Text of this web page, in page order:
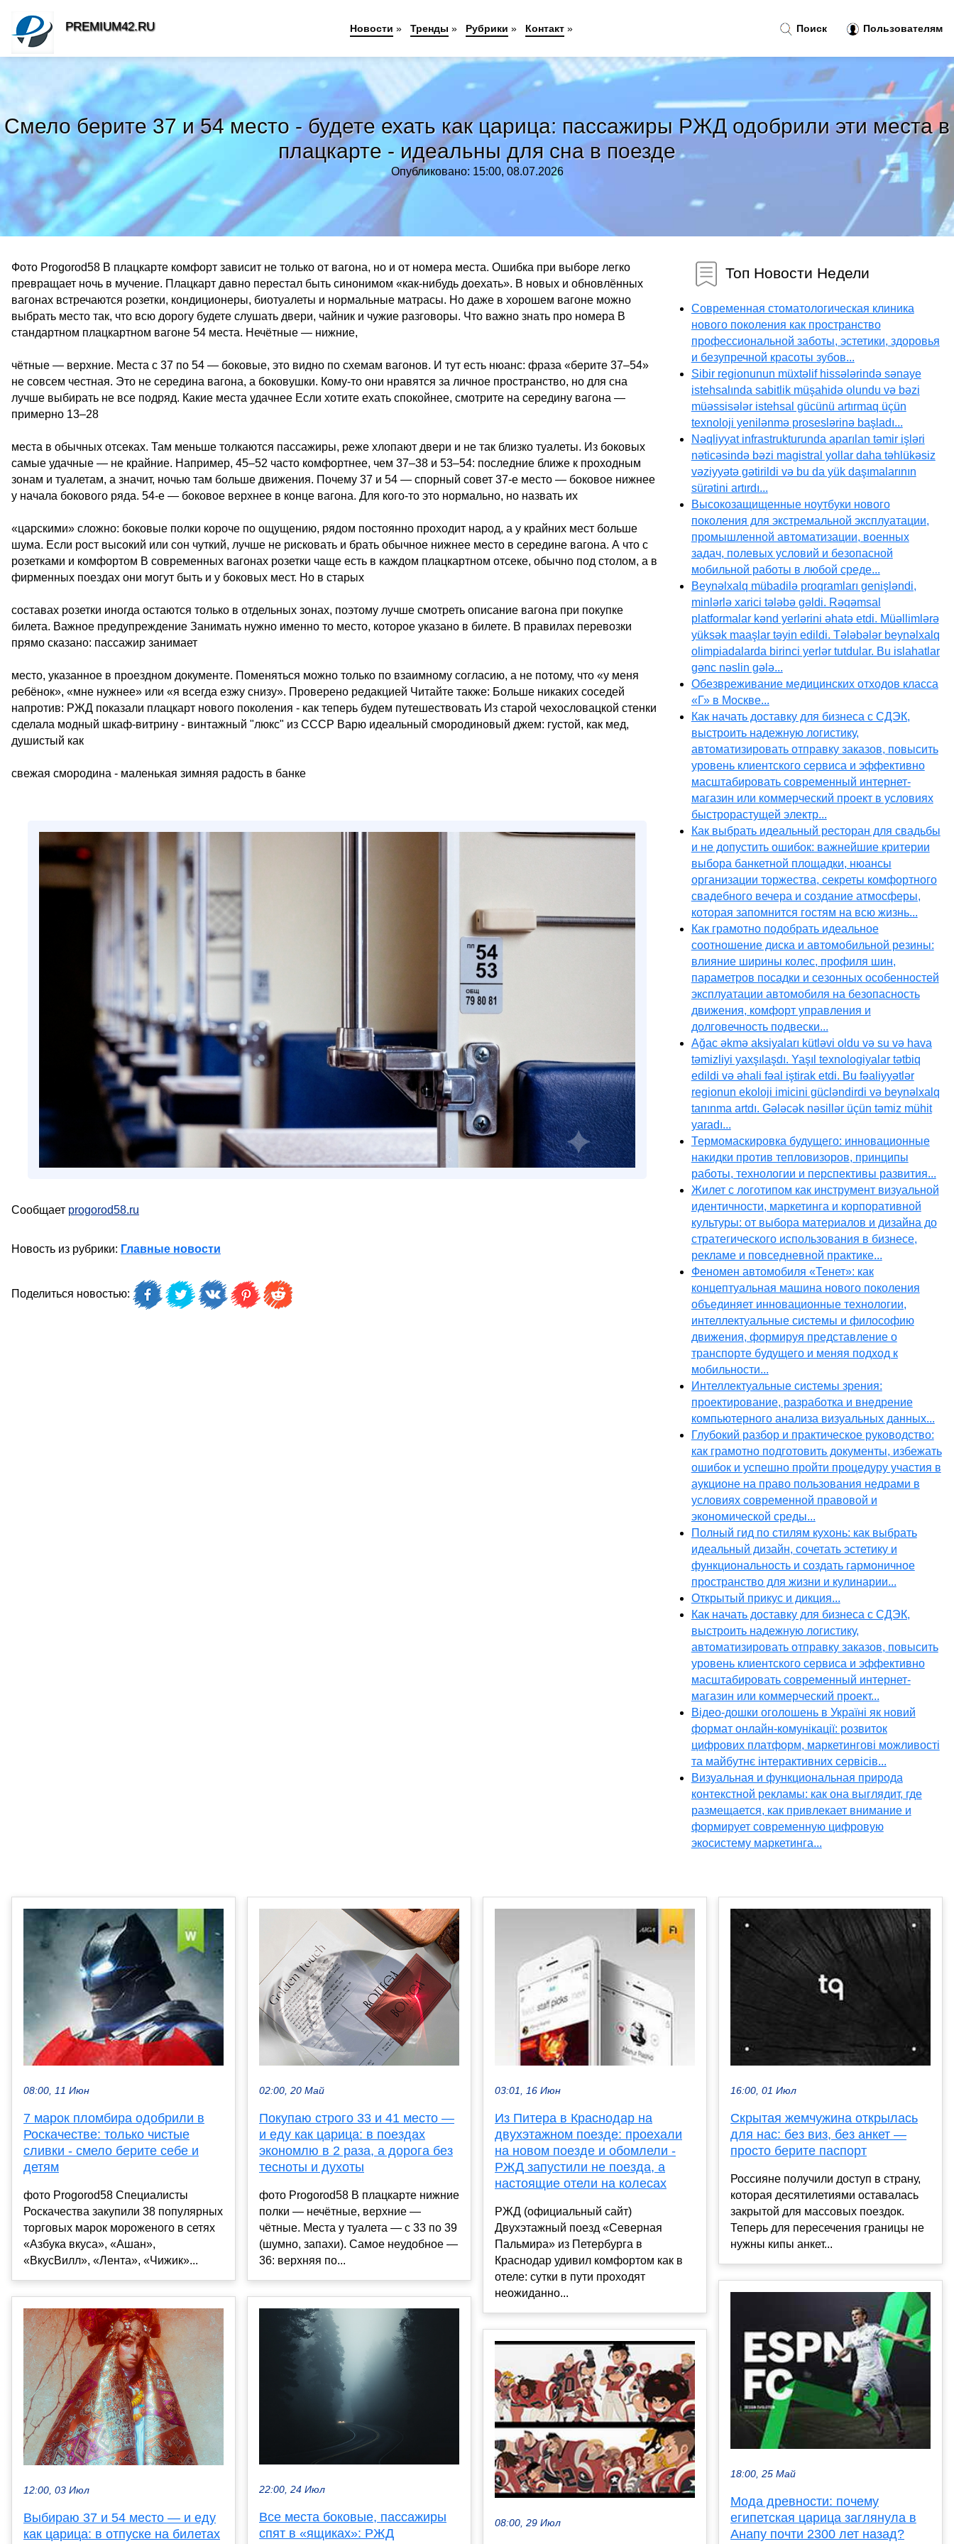
Смело берите 37 и 54 место - будете ехать как царица: пассажиры РЖД одобрили эти места в
плацкарте - идеальны для сна в поезде
Опубликовано: 15:00, 08.07.2026
Фото Progorod58 В плацкарте комфорт зависит не только от вагона, но и от номера места. Ошибка при выборе легко
превращает ночь в мучение. Плацкарт давно перестал быть синонимом «как-нибудь доехать». В новых и обновлённых
вагонах встречаются розетки, кондиционеры, биотуалеты и нормальные матрасы. Но даже в хорошем вагоне можно
выбрать место так, что всю дорогу будете слушать двери, чайник и чужие разговоры. Что важно знать про номера В
стандартном плацкартном вагоне 54 места. Нечётные — нижние,
чётные — верхние. Места с 37 по 54 — боковые, это видно по схемам вагонов. И тут есть нюанс: фраза «берите 37–54»
не совсем честная. Это не середина вагона, а боковушки. Кому-то они нравятся за личное пространство, но для сна
лучше выбирать не все подряд. Какие места удачнее Если хотите ехать спокойнее, смотрите на середину вагона —
примерно 13–28
места в обычных отсеках. Там меньше толкаются пассажиры, реже хлопают двери и не так близко туалеты. Из боковых
самые удачные — не крайние. Например, 45–52 часто комфортнее, чем 37–38 и 53–54: последние ближе к проходным
зонам и туалетам, а значит, ночью там больше движения. Почему 37 и 54 — спорный совет 37-е место — боковое нижнее
у начала бокового ряда. 54-е — боковое верхнее в конце вагона. Для кого-то это нормально, но назвать их
«царскими» сложно: боковые полки короче по ощущению, рядом постоянно проходит народ, а у крайних мест больше
шума. Если рост высокий или сон чуткий, лучше не рисковать и брать обычное нижнее место в середине вагона. А что с
розетками и комфортом В современных вагонах розетки чаще есть в каждом плацкартном отсеке, обычно под столом, а в
фирменных поездах они могут быть и у боковых мест. Но в старых
составах розетки иногда остаются только в отдельных зонах, поэтому лучше смотреть описание вагона при покупке
билета. Важное предупреждение Занимать нужно именно то место, которое указано в билете. В правилах перевозки
прямо сказано: пассажир занимает
место, указанное в проездном документе. Поменяться можно только по взаимному согласию, а не потому, что «у меня
ребёнок», «мне нужнее» или «я всегда езжу снизу». Проверено редакцией Читайте также: Больше никаких соседей
напротив: РЖД показали плацкарт нового поколения - как теперь будем путешествовать Из старой чехословацкой стенки
сделала модный шкаф-витрину - винтажный "люкс" из СССР Варю идеальный смородиновый джем: густой, как мед,
душистый как
свежая смородина - маленькая зимняя радость в банке
Сообщает progorod58.ru
Новость из рубрики: Главные новости
Поделиться новостью:
Топ Новости Недели
Современная стоматологическая клиника
нового поколения как пространство
профессиональной заботы, эстетики, здоровья
и безупречной красоты зубов...
Sibir regionunun müxtəlif hissələrində sənaye
istehsalında sabitlik müşahidə olundu və bəzi
müəssisələr istehsal gücünü artırmaq üçün
texnoloji yenilənmə proseslərinə başladı...
Nəqliyyat infrastrukturunda aparılan təmir işləri
nəticəsində bəzi magistral yollar daha təhlükəsiz
vəziyyətə gətirildi və bu da yük daşımalarının
sürətini artırdı...
Высокозащищенные ноутбуки нового
поколения для экстремальной эксплуатации,
промышленной автоматизации, военных
задач, полевых условий и безопасной
мобильной работы в любой среде...
Beynəlxalq mübadilə proqramları genişləndi,
minlərlə xarici tələbə gəldi. Rəqəmsal
platformalar kənd yerlərini əhatə etdi. Müəllimlərə
yüksək maaşlar təyin edildi. Tələbələr beynəlxalq
olimpiadalarda birinci yerlər tutdular. Bu islahatlar
gənc nəslin gələ...
Обезвреживание медицинских отходов класса
«Г» в Москве...
Как начать доставку для бизнеса с СДЭК,
выстроить надежную логистику,
автоматизировать отправку заказов, повысить
уровень клиентского сервиса и эффективно
масштабировать современный интернет-
магазин или коммерческий проект в условиях
быстрорастущей электр...
Как выбрать идеальный ресторан для свадьбы
и не допустить ошибок: важнейшие критерии
выбора банкетной площадки, нюансы
организации торжества, секреты комфортного
свадебного вечера и создание атмосферы,
которая запомнится гостям на всю жизнь...
Как грамотно подобрать идеальное
соотношение диска и автомобильной резины:
влияние ширины колес, профиля шин,
параметров посадки и сезонных особенностей
эксплуатации автомобиля на безопасность
движения, комфорт управления и
долговечность подвески...
Ağac əkmə aksiyaları kütləvi oldu və su və hava
təmizliyi yaxşılaşdı. Yaşıl texnologiyalar tətbiq
edildi və əhali fəal iştirak etdi. Bu fəaliyyətlər
regionun ekoloji imicini gücləndirdi və beynəlxalq
tanınma artdı. Gələcək nəsillər üçün təmiz mühit
yaradı...
Термомаскировка будущего: инновационные
накидки против тепловизоров, принципы
работы, технологии и перспективы развития...
Жилет с логотипом как инструмент визуальной
идентичности, маркетинга и корпоративной
культуры: от выбора материалов и дизайна до
стратегического использования в бизнесе,
рекламе и повседневной практике...
Феномен автомобиля «Тенет»: как
концептуальная машина нового поколения
объединяет инновационные технологии,
интеллектуальные системы и философию
движения, формируя представление о
транспорте будущего и меняя подход к
мобильности...
Интеллектуальные системы зрения:
проектирование, разработка и внедрение
компьютерного анализа визуальных данных...
Глубокий разбор и практическое руководство:
как грамотно подготовить документы, избежать
ошибок и успешно пройти процедуру участия в
аукционе на право пользования недрами в
условиях современной правовой и
экономической среды...
Полный гид по стилям кухонь: как выбрать
идеальный дизайн, сочетать эстетику и
функциональность и создать гармоничное
пространство для жизни и кулинарии...
Открытый прикус и дикция...
Как начать доставку для бизнеса с СДЭК,
выстроить надежную логистику,
автоматизировать отправку заказов, повысить
уровень клиентского сервиса и эффективно
масштабировать современный интернет-
магазин или коммерческий проект...
Відео-дошки оголошень в Україні як новий
формат онлайн-комунікації: розвиток
цифрових платформ, маркетингові можливості
та майбутнє інтерактивних сервісів...
Визуальная и функциональная природа
контекстной рекламы: как она выглядит, где
размещается, как привлекает внимание и
формирует современную цифровую
экосистему маркетинга...
08:00, 11 Июн
7 марок пломбира одобрили в
Роскачестве: только чистые
сливки - смело берите себе и
детям
фото Progorod58 Специалисты
Роскачества закупили 38 популярных
торговых марок мороженого в сетях
«Азбука вкуса», «Ашан»,
«ВкусВилл», «Лента», «Чижик»...
12:00, 03 Июл
Выбираю 37 и 54 место — и еду
как царица: в отпуске на билетах
02:00, 20 Май
Покупаю строго 33 и 41 место —
и еду как царица: в поездах
экономлю в 2 раза, а дорога без
тесноты и духоты
фото Progorod58 В плацкарте нижние
полки — нечётные, верхние —
чётные. Места у туалета — с 33 по 39
(шумно, запахи). Самое неудобное —
36: верхняя по...
22:00, 24 Июл
Все места боковые, пассажиры
спят в «ящиках»: РЖД
03:01, 16 Июн
Из Питера в Краснодар на
двухэтажном поезде: проехали
на новом поезде и обомлели -
РЖД запустили не поезда, а
настоящие отели на колесах
РЖД (официальный сайт)
Двухэтажный поезд «Северная
Пальмира» из Петербурга в
Краснодар удивил комфортом как в
отеле: сутки в пути проходят
неожиданно...
08:00, 29 Июл
16:00, 01 Июл
Скрытая жемчужина открылась
для нас: без виз, без анкет —
просто берите паспорт
Россияне получили доступ в страну,
которая десятилетиями оставалась
закрытой для массовых поездок.
Теперь для пересечения границы не
нужны кипы анкет...
18:00, 25 Май
Мода древности: почему
египетская царица заглянула в
Анапу почти 2300 лет назад?
Поиск Пользователям
PREMIUM42.RU Новости » Тренды » Рубрики » Контакт »